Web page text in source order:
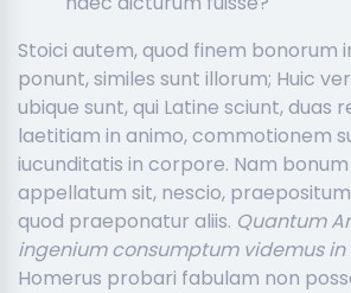
Stoici autem, quod finem bonorum
ponunt, similes sunt illorum; Huic
ubique sunt, qui Latine sciunt, duas
laetitiam in animo, commotionem
iucunditatis in corpore. Nam bonum
appellatum sit, nescio,
quod praeponatur aliis. Quantum
ingenium consumptum videmus in
Homerus probari fabulam non